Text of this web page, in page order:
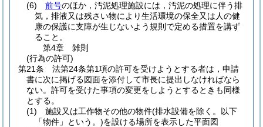
(6)
前号のほか，汚泥処理施設には，汚泥の処理に伴う排
気，排液又は残さい物により生活環境の保全又は人の健
康の保護に支障が生じないよう規則で定める措置を講ず
ること。
第4章
雑則
(行為の許可)
第21条
法第24条第1項の許可を受けようとする者は，申請
書に次に掲げる図面を添付して市長に提出しなければなら
ない。 許可を受けた事項の変更をしようとするときも同様
とする。
(1)
施設又は工作物その他の物件(排水設備を除く。以下
「物件」という。)を設ける場所を表示した平面図